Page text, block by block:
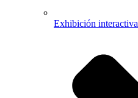
Exhibición interactiva